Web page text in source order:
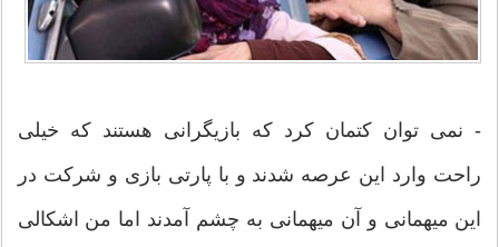
- نمی توان کتمان کرد که بازیگرانی هستند که خیلی
راحت وارد این عرصه شدند و با پارتی بازی و شرکت در
این میهمانی و آن میهمانی به چشم آمدند اما من اشکالی